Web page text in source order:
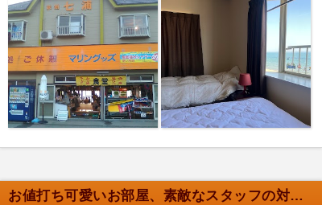
お値打ち可愛いお部屋、素敵なスタッフの対応。